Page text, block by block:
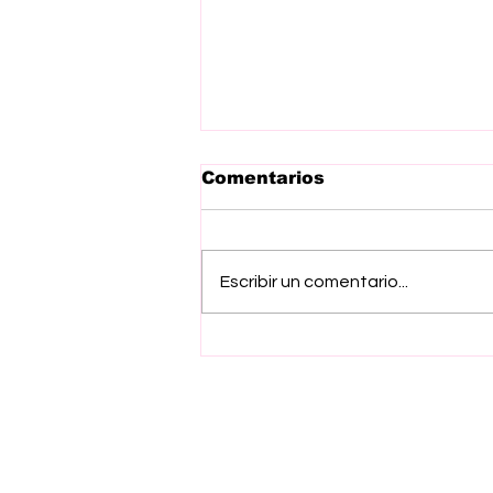
Comentarios
Escribir un comentario...